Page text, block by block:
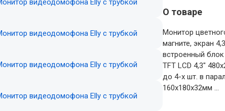
О товаре
Монитор
магните, экран
встроенный блок
TFT LCD 4,3"
до 4-х шт. в
160х180х32мм ...